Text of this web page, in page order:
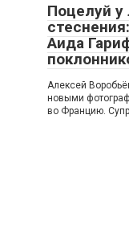
Поцелуй у
Аида
Алексей
новыми
во Францию.